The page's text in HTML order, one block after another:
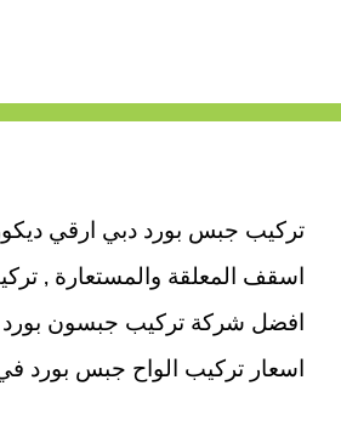
تركيب جبس بورد دبي ارقي
اسقف المعلقة والمستعارة ,
افضل شركة تركيب جبسون
اسعار تركيب الواح جبس بورد